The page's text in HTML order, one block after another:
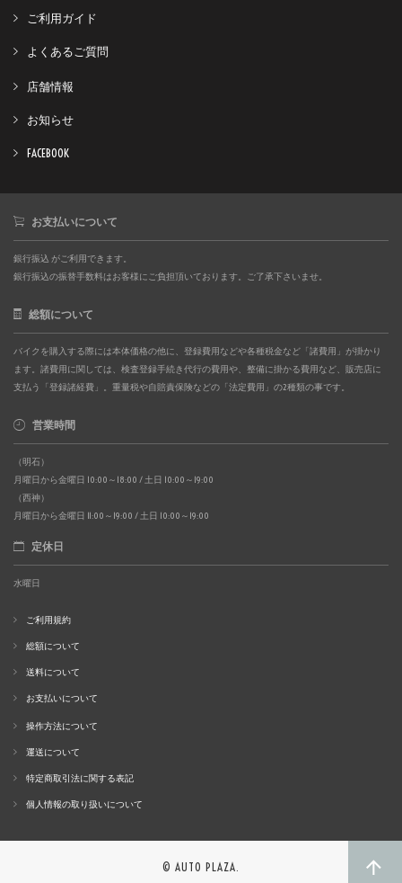
ご利用ガイド
よくあるご質問
店舗情報
お知らせ
FACEBOOK
お支払いについて
銀行振込 がご利用できます。
銀行振込の振替手数料はお客様にご負担頂いております。ご了承下さいませ。
総額について
バイクを購入する際には本体価格の他に、登録費用などや各種税金など「諸費用」が掛かり
ます。諸費用に関しては、検査登録手続き代行の費用や、整備に掛かる費用など、販売店に
支払う「登録諸経費」。重量税や自賠責保険などの「法定費用」の2種類の事です。
営業時間
（明石）
月曜日から金曜日 10:00～18:00 / 土日 10:00～19:00
（西神）
月曜日から金曜日 11:00～19:00 / 土日 10:00～19:00
定休日
水曜日
ご利用規約
総額について
送料について
お支払いについて
操作方法について
運送について
特定商取引法に関する表記
個人情報の取り扱いについて
© AUTO PLAZA.